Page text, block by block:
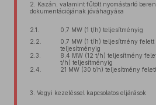
2. Kazán, valamint fűtött nyomástartó
dokumentációjának jóváhagyása
2.1. 0,7 MW (1 t/h) teljesítményig
2.2.
0,7 MW (1 t/h) teljesítmény
teljesítményig
2.3.
8,4 MW (12 t/h) teljesítmény
t/h) teljesítményig
2.4.
21 MW (30 t/h) teljesítmény felett
3. Vegyi kezeléssel kapcsolatos eljárások